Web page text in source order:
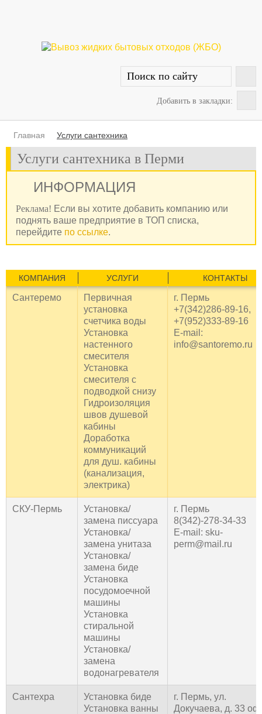
Добавить в закладки:
Главная Услуги сантехника
Услуги сантехника в Перми
ИНФОРМАЦИЯ
Реклама! Если вы хотите добавить компанию или
поднять ваше предприятие в ТОП списка,
перейдите по ссылке.
КОМПАНИЯ УСЛУГИ КОНТАКТЫ
Сантеремо
Первичная
установка
счетчика воды
Установка
настенного
смесителя
Установка
смесителя с
подводкой снизу
Гидроизоляция
швов душевой
кабины
Доработка
коммуникаций
для душ. кабины
(канализация,
электрика)
г. Пермь
+7(342)286-89-16,
+7(952)333-89-16
E-mail:
info@santoremo.ru
СКУ-Пермь
Установка/
замена писсуара
Установка/
замена унитаза
Установка/
замена биде
Установка
посудомоечной
машины
Установка
стиральной
машины
Установка/
замена
водонагревателя
г. Пермь
8(342)-278-34-33
E-mail: sku-
perm@mail.ru
Сантехра
Установка биде
Установка ванны
г. Пермь, ул.
Докучаева, д. 33